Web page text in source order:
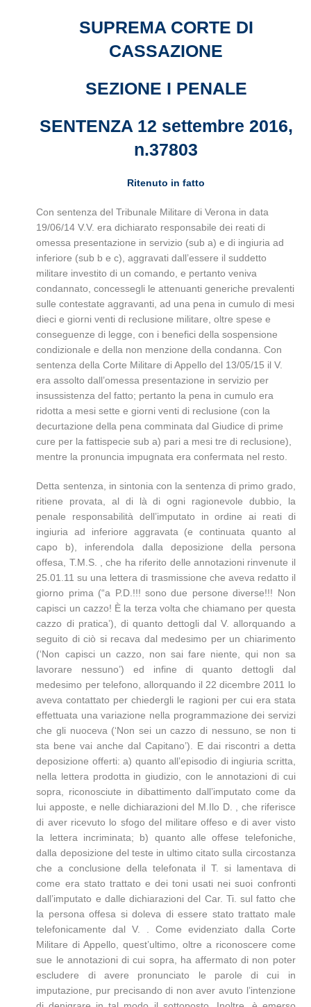
SUPREMA CORTE DI
CASSAZIONE
SEZIONE I PENALE
SENTENZA 12 settembre 2016,
n.37803
Ritenuto in fatto
Con sentenza del Tribunale Militare di Verona in data
19/06/14 V.V. era dichiarato responsabile dei reati di
omessa presentazione in servizio (sub a) e di ingiuria ad
inferiore (sub b e c), aggravati dall’essere il suddetto
militare investito di un comando, e pertanto veniva
condannato, concessegli le attenuanti generiche prevalenti
sulle contestate aggravanti, ad una pena in cumulo di mesi
dieci e giorni venti di reclusione militare, oltre spese e
conseguenze di legge, con i benefici della sospensione
condizionale e della non menzione della condanna. Con
sentenza della Corte Militare di Appello del 13/05/15 il V.
era assolto dall’omessa presentazione in servizio per
insussistenza del fatto; pertanto la pena in cumulo era
ridotta a mesi sette e giorni venti di reclusione (con la
decurtazione della pena comminata dal Giudice di prime
cure per la fattispecie sub a) pari a mesi tre di reclusione),
mentre la pronuncia impugnata era confermata nel resto.
Detta sentenza, in sintonia con la sentenza di primo grado,
ritiene provata, al di là di ogni ragionevole dubbio, la
penale responsabilità dell’imputato in ordine ai reati di
ingiuria ad inferiore aggravata (e continuata quanto al
capo b), inferendola dalla deposizione della persona
offesa, T.M.S. , che ha riferito delle annotazioni rinvenute il
25.01.11 su una lettera di trasmissione che aveva redatto il
giorno prima (“a P.D.!!! sono due persone diverse!!! Non
capisci un cazzo! È la terza volta che chiamano per questa
cazzo di pratica’), di quanto dettogli dal V. allorquando a
seguito di ciò si recava dal medesimo per un chiarimento
(‘Non capisci un cazzo, non sai fare niente, qui non sa
lavorare nessuno’) ed infine di quanto dettogli dal
medesimo per telefono, allorquando il 22 dicembre 2011 lo
aveva contattato per chiedergli le ragioni per cui era stata
effettuata una variazione nella programmazione dei servizi
che gli nuoceva (‘Non sei un cazzo di nessuno, se non ti
sta bene vai anche dal Capitano’). E dai riscontri a detta
deposizione offerti: a) quanto all’episodio di ingiuria scritta,
nella lettera prodotta in giudizio, con le annotazioni di cui
sopra, riconosciute in dibattimento dall’imputato come da
lui apposte, e nelle dichiarazioni del M.Ilo D. , che riferisce
di aver ricevuto lo sfogo del militare offeso e di aver visto
la lettera incriminata; b) quanto alle offese telefoniche,
dalla deposizione del teste in ultimo citato sulla circostanza
che a conclusione della telefonata il T. si lamentava di
come era stato trattato e dei toni usati nei suoi confronti
dall’imputato e dalle dichiarazioni del Car. Ti. sul fatto che
la persona offesa si doleva di essere stato trattato male
telefonicamente dal V. . Come evidenziato dalla Corte
Militare di Appello, quest’ultimo, oltre a riconoscere come
sue le annotazioni di cui sopra, ha affermato di non poter
escludere di avere pronunciato le parole di cui in
imputazione, pur precisando di non aver avuto l’intenzione